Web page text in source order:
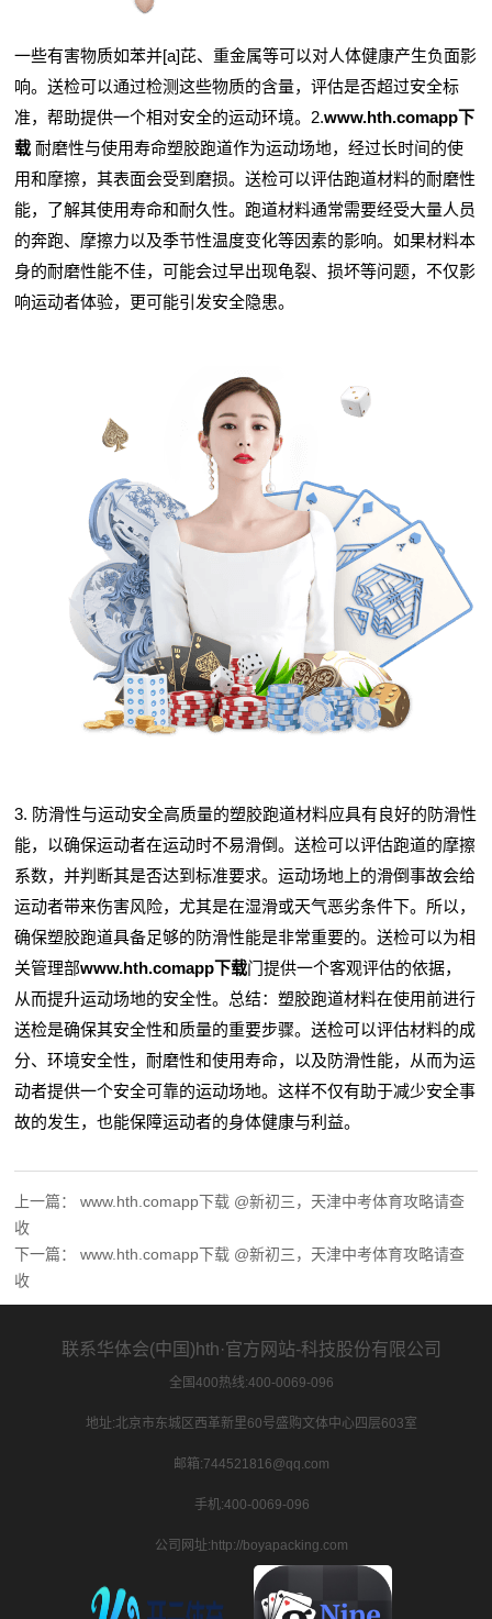
一些有害物质如苯并[a]芘、重金属等可以对人体健康产生负面影
响。送检可以通过检测这些物质的含量，评估是否超过安全标
准，帮助提供一个相对安全的运动环境。2.www.hth.comapp下
载 耐磨性与使用寿命塑胶跑道作为运动场地，经过长时间的使
用和摩擦，其表面会受到磨损。送检可以评估跑道材料的耐磨性
能，了解其使用寿命和耐久性。跑道材料通常需要经受大量人员
的奔跑、摩擦力以及季节性温度变化等因素的影响。如果材料本
身的耐磨性能不佳，可能会过早出现龟裂、损坏等问题，不仅影
响运动者体验，更可能引发安全隐患。
3. 防滑性与运动安全高质量的塑胶跑道材料应具有良好的防滑性
能，以确保运动者在运动时不易滑倒。送检可以评估跑道的摩擦
系数，并判断其是否达到标准要求。运动场地上的滑倒事故会给
运动者带来伤害风险，尤其是在湿滑或天气恶劣条件下。所以，
确保塑胶跑道具备足够的防滑性能是非常重要的。送检可以为相
关管理部www.hth.comapp下载门提供一个客观评估的依据，
从而提升运动场地的安全性。总结：塑胶跑道材料在使用前进行
送检是确保其安全性和质量的重要步骤。送检可以评估材料的成
分、环境安全性，耐磨性和使用寿命，以及防滑性能，从而为运
动者提供一个安全可靠的运动场地。这样不仅有助于减少安全事
故的发生，也能保障运动者的身体健康与利益。
上一篇：www.hth.comapp下载 @新初三，天津中考体育攻略请查
收
下一篇：www.hth.comapp下载 @新初三，天津中考体育攻略请查
收
联系华体会(中国)hth·官方网站-科技股份有限公司
全国400热线:400-0069-096
地址:北京市东城区西革新里60号盛购文体中心四层603室
邮箱:744521816@qq.com
手机:400-0069-096
公司网址:http://boyapacking.com